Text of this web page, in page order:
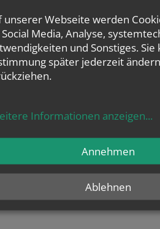
Dialog für Eine Welt
weltweit!
In vielen Staaten Europas
zivilgesellschaftliches
diskreditiert und von
, der am
Bosco-Haus stattfand,
gerade heute – auch
Engagement ist.
tweet
unserer Webseite werden
Media, Analyse,
und Sonstiges. Sie
später jederzeit
Informationen anzeigen...
Ablehnen
Annehmen